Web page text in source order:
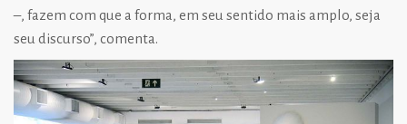
–, fazem com que a forma, em seu sentido mais amplo, seja
seu discurso”, comenta.